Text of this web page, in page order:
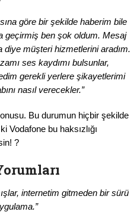
göre bir şekilde haberim bile
geçirmiş ben şok oldum. Mesaj
diye müşteri hizmetlerini aradım.
ses kaydımı bulsunlar,
gerekli yerlere şikayetlerimi
nasıl verecekler.”
Bu durumun hiçbir şekilde
Vodafone bu haksızlığı
?
internetim gitmeden bir sürü